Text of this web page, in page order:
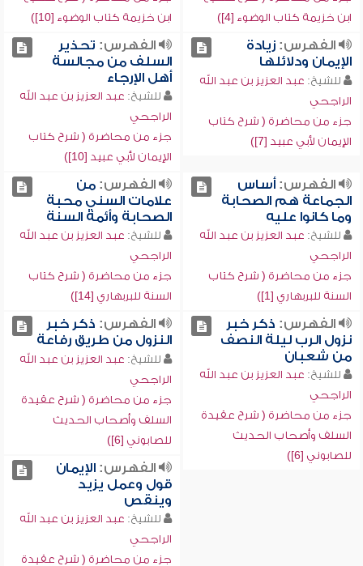
ابن خزيمة كتاب الوضوء [4])
ابن خزيمة كتاب الوضوء [10])
الفهرس:زيادة
الإيمان ودلائلها
للشيخ: عبد العزيز بن عبد الله
الراجحي
جزء من محاضرة ( شرح كتاب
الإيمان لأبي عبيد [7])
الفهرس: تحذير
السلف من مجالسة
أهل الإرجاء
للشيخ: عبد العزيز بن عبد الله
الراجحي
جزء من محاضرة ( شرح كتاب
الإيمان لأبي عبيد [10])
الفهرس:أساس
الجماعة هم الصحابة
وما كانوا عليه
للشيخ: عبد العزيز بن عبد الله
الراجحي
جزء من محاضرة ( شرح كتاب
السنة للبربهاري [1])
الفهرس:من
علامات السني محبة
الصحابة وأئمة السنة
للشيخ: عبد العزيز بن عبد الله
الراجحي
جزء من محاضرة ( شرح كتاب
السنة للبربهاري [14])
الفهرس: ذكر خبر
نزول الرب ليلة النصف
من شعبان
للشيخ: عبد العزيز بن عبد الله
الراجحي
جزء من محاضرة ( شرح عقيدة
السلف وأصحاب الحديث
للصابوني [6])
الفهرس: ذكر خبر
النزول من طريق رفاعة
للشيخ: عبد العزيز بن عبد الله
الراجحي
جزء من محاضرة ( شرح عقيدة
السلف وأصحاب الحديث
للصابوني [6])
الفهرس:الإيمان
قول وعمل يزيد
وينقص
للشيخ: عبد العزيز بن عبد الله
الراجحي
جزء من محاضرة ( شرح عقيدة